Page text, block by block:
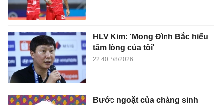
HLV Kim: 'Mong Đình Bắc hiểu
tấm lòng của tôi'
22:40 7/8/2026
Bước ngoặt của chàng sinh